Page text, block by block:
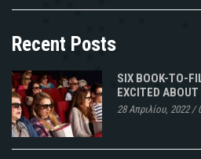
Recent Posts
SIX BOOK-TO-
EXCITED
28 Απριλίου, 2022/